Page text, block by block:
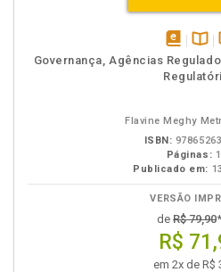
disponível
em
na
Governança, Agências
Flavine Meghy
ISBN:
Páginas:
Publicado em:
VERSÃO
de R$ 79,90
R$
em 2x de R$